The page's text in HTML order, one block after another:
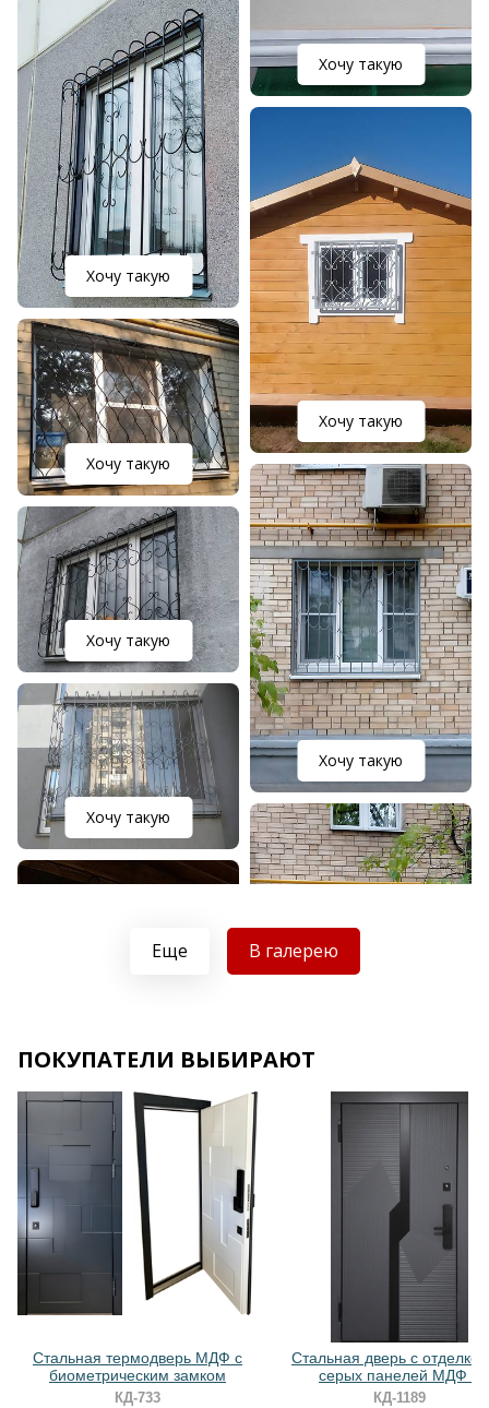
Хочу такую
Хочу такую
Хочу такую
Хочу такую
Хочу такую
Хочу такую
Хочу такую
Хочу такую
Хочу такую
Еще В галерею
ПОКУПАТЕЛИ ВЫБИРАЮТ
Стальная термодверь МДФ с
биометрическим замком
КД-733
Стальная дверь с
серых панелей МДФ и
биометрическим замком
КД-1189